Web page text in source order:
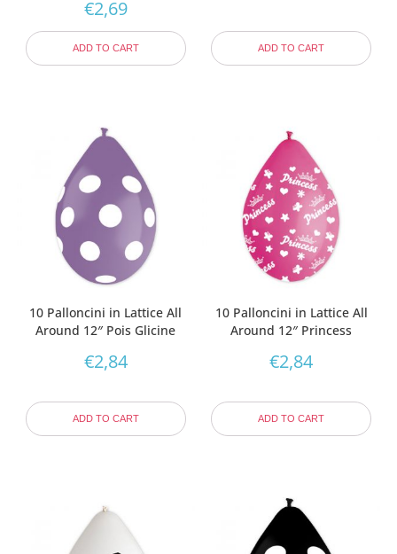
€2,69
ADD TO CART ADD TO CART
10 Palloncini in Lattice All
Around 12″ Pois Glicine
€2,84
ADD TO CART
10 Palloncini in Lattice All
Around 12″ Princess
€2,84
ADD TO CART